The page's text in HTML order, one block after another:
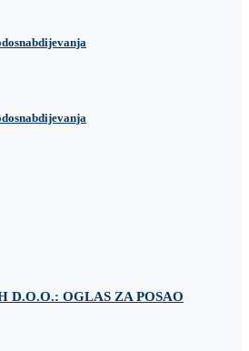
D.O.O.: OGLAS ZA POSAO